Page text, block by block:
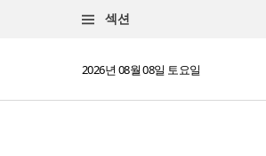
섹션
2026년 08월 08일 토요일